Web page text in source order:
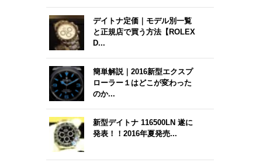
デイトナ定価｜モデル別一覧
と正規店で買う方法【ROLEX
D...
簡単解説｜2016新型エクスプ
ローラー１はどこが変わった
のか...
新型デイトナ 116500LN 遂に
発表！！2016年夏発売...